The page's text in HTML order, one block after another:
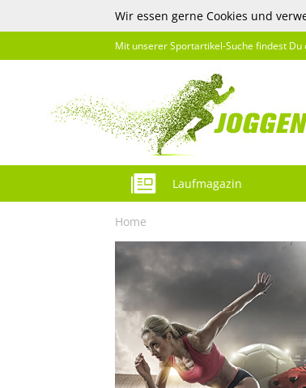
Wir essen gerne Cookies und
Mit unserer Sportartikel-Suche findest
Laufmagazin
Home